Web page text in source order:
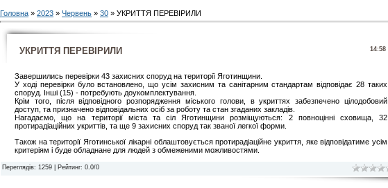
Головна » 2023 » Червень » 30 » УКРИТТЯ ПЕРЕВІРИЛИ
14:58
УКРИТТЯ ПЕРЕВІРИЛИ
Завершились перевірки 43 захисних споруд на території Яготинщини.
У ході перевірки було встановлено, що усім захисним та санітарним стандартам відповідає 28 таких
споруд. Інші (15) - потребують доукомплектування.
Крім того, після відповідного розпорядження міського голови, в укриттях забезпечено цілодобовий
доступ, та призначено відповідальних осіб за роботу та стан згаданих закладів.
Нагадаємо, що на території міста та сіл Яготинщини розміщуються: 2 повноцінні сховища, 32
протирадіаційних укриттів, та ще 9 захисних споруд так званої легкої форми.
Також на території Яготинської лікарні облаштовується протирадіаційне укриття, яке відповідатиме усім
критеріям і буде обладнане для людей з обмеженими можливостями.
Переглядів: 1259 | Рейтинг: 0.0/0